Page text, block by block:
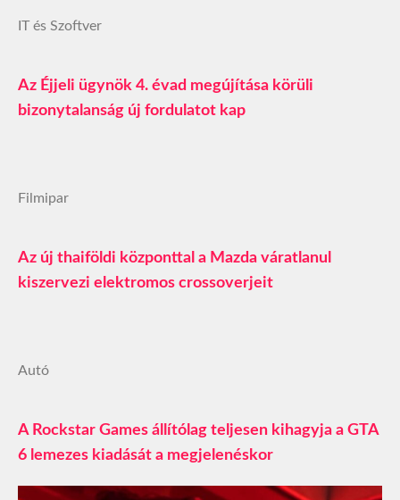
IT és Szoftver
Az Éjjeli ügynök 4. évad megújítása körüli
bizonytalanság új fordulatot kap
Filmipar
Az új thaiföldi központtal a Mazda váratlanul
kiszervezi elektromos crossoverjeit
Autó
A Rockstar Games állítólag teljesen kihagyja a GTA
6 lemezes kiadását a megjelenéskor